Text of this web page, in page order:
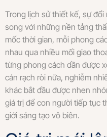
Trong lịch sử thiết kế, sự
song với những nền tảng
mốc thời gian, mỗi phong
nhau qua nhiều mối giao
từng phong cách dần được
cản rạch ròi nữa, nghiễm
khác bắt đầu được nhen
giá trị để con người tiếp tục
giới sáng tạo vô biên.